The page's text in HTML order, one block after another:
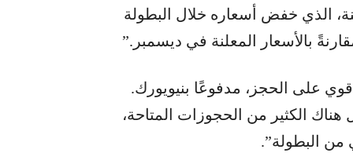
الذي خفض أسعاره خلال البطولة
على الحجز، مدفوعًا بنيويورك.
الكثير من الحجوزات المتاحة،
من البطولة”.